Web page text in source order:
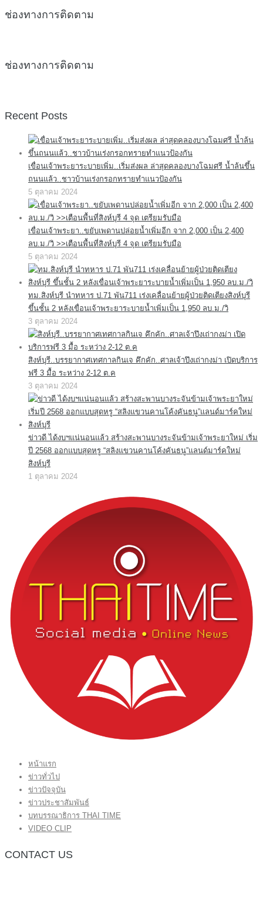
ช่องทางการติดตาม
ช่องทางการติดตาม
Recent Posts
เขื่อนเจ้าพระยาระบายเพิ่ม..เริ่มส่งผล ล่าสุดคลองบางโฉมศรี น้ำล้นขึ้น
ถนนแล้ว..ชาวบ้านเร่งกรอกทรายทำแนวป้องกัน
5 ตุลาคม 2024
เขื่อนเจ้าพระยา..ขยับเพดานปล่อยน้ำเพิ่มอีก จาก 2,000 เป็น 2,400
ลบ.ม./วิ >>เตือนพื้นที่สิงห์บุรี 4 จุด เตรียมรับมือ
5 ตุลาคม 2024
ทม.สิงห์บุรี นำทหาร ป.71 พัน711 เร่งเคลื่อนย้ายผู้ป่วยติดเตียงสิงห์บุรี
ขึ้นชั้น 2 หลังเขื่อนเจ้าพระยาระบายน้ำเพิ่มเป็น 1,950 ลบ.ม./วิ
3 ตุลาคม 2024
สิงห์บุรี..บรรยากาศเทศกาลกินเจ คึกคัก..ศาลเจ้าปึงเถ่ากงม่า เปิดบริการ
ฟรี 3 มื้อ ระหว่าง 2-12 ต.ค
3 ตุลาคม 2024
ข่าวดี ได้งบฯแน่นอนแล้ว สร้างสะพานบางระจันข้ามเจ้าพระยาใหม่ เริ่ม
ปี 2568 ออกแบบสุดหรู “สลิงแขวนคานโค้งคันธนู”แลนด์มาร์คใหม่
สิงห์บุรี
1 ตุลาคม 2024
หน้าแรก
ข่าวทั่วไป
ข่าวปัจจุบัน
ข่าวประชาสัมพันธ์
บทบรรณาธิการ THAI TIME
VIDEO CLIP
CONTACT US